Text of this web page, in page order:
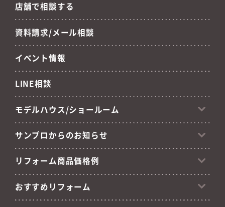
店舗で相談する
資料請求/メール相談
イベント情報
LINE相談
モデルハウス/ショールーム
サンプロからのお知らせ
リフォーム商品価格例
おすすめリフォーム